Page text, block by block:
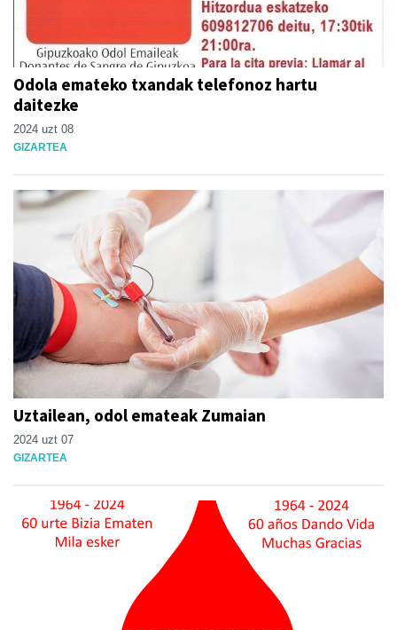
Odola emateko txandak telefonoz hartu
daitezke
2024 uzt 08
GIZARTEA
Uztailean, odol emateak Zumaian
2024 uzt 07
GIZARTEA